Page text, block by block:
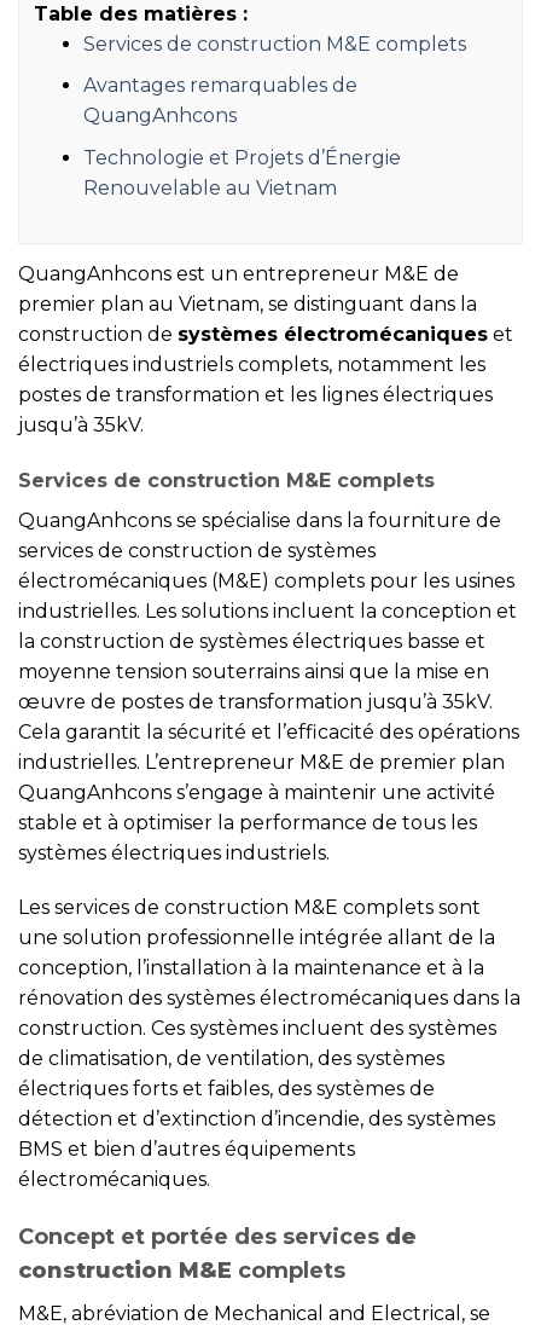
Table des matières :
Services de construction M&E complets
Avantages remarquables de
QuangAnhcons
Technologie et Projets d’Énergie
Renouvelable au Vietnam
QuangAnhcons est un entrepreneur M&E de
premier plan au Vietnam, se distinguant dans la
construction de systèmes électromécaniques et
électriques industriels complets, notamment les
postes de transformation et les lignes électriques
jusqu’à 35kV.
Services de construction M&E complets
QuangAnhcons se spécialise dans la fourniture de
services de construction de systèmes
électromécaniques (M&E) complets pour les usines
industrielles. Les solutions incluent la conception et
la construction de systèmes électriques basse et
moyenne tension souterrains ainsi que la mise en
œuvre de postes de transformation jusqu’à 35kV.
Cela garantit la sécurité et l’efficacité des opérations
industrielles. L’entrepreneur M&E de premier plan
QuangAnhcons s’engage à maintenir une activité
stable et à optimiser la performance de tous les
systèmes électriques industriels.
Les services de construction M&E complets sont
une solution professionnelle intégrée allant de la
conception, l’installation à la maintenance et à la
rénovation des systèmes électromécaniques dans la
construction. Ces systèmes incluent des systèmes
de climatisation, de ventilation, des systèmes
électriques forts et faibles, des systèmes de
détection et d’extinction d’incendie, des systèmes
BMS et bien d’autres équipements
électromécaniques.
Concept et portée des services de
construction M&E complets
M&E, abréviation de Mechanical and Electrical, se